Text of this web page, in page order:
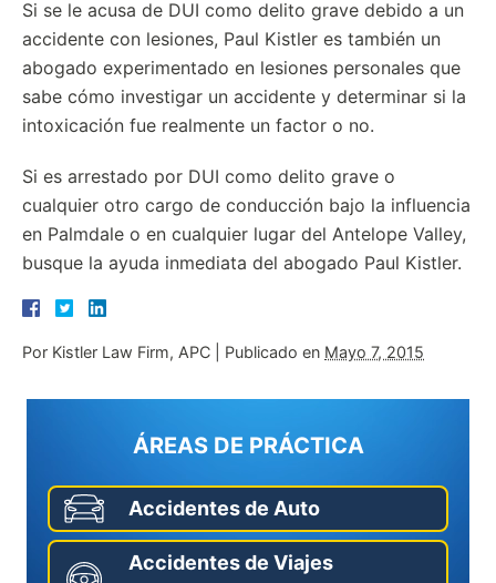
Si se le acusa de DUI como delito grave debido a un
accidente con lesiones, Paul Kistler es también un
abogado experimentado en lesiones personales que
sabe cómo investigar un accidente y determinar si la
intoxicación fue realmente un factor o no.
Si es arrestado por DUI como delito grave o
cualquier otro cargo de conducción bajo la influencia
en Palmdale o en cualquier lugar del Antelope Valley,
busque la ayuda inmediata del abogado Paul Kistler.
Por Kistler Law Firm, APC Publicado en Mayo 7, 2015
ÁREAS DE PRÁCTICA
Accidentes de Auto
Accidentes de Viajes